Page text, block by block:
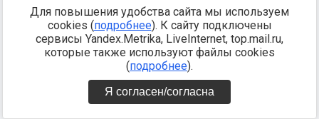
Для повышения удобства сайта мы используем
cookies (подробнее). К сайту подключены
сервисы Yandex.Metrika, LiveInternet, top.mail.ru,
которые также используют файлы cookies
(подробнее).
Я согласен/согласна